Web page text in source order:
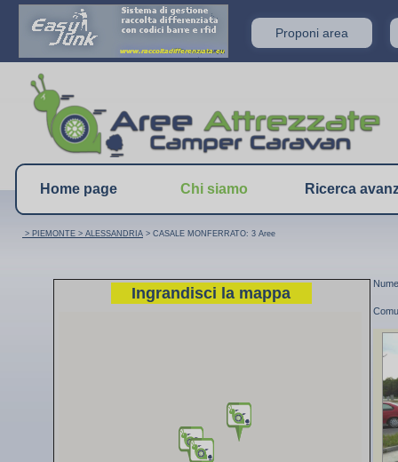
Proponi area
Home page Chi siamo Ricerca
Ingrandisci la mappa
> PIEMONTE > ALESSANDRIA > CASALE MONFERRATO: 3 Aree